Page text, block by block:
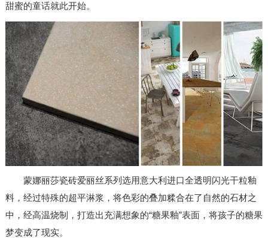
甜蜜的童话就此开始。
蒙娜丽莎瓷砖爱丽丝系列选用意大利进口全透明闪光干粒釉
料，经过特殊的超平淋浆，将色彩的叠加糅合在了自然的石材之
中，经高温烧制，打造出充满想象的“糖果釉”表面，将孩子的糖果
梦变成了现实。